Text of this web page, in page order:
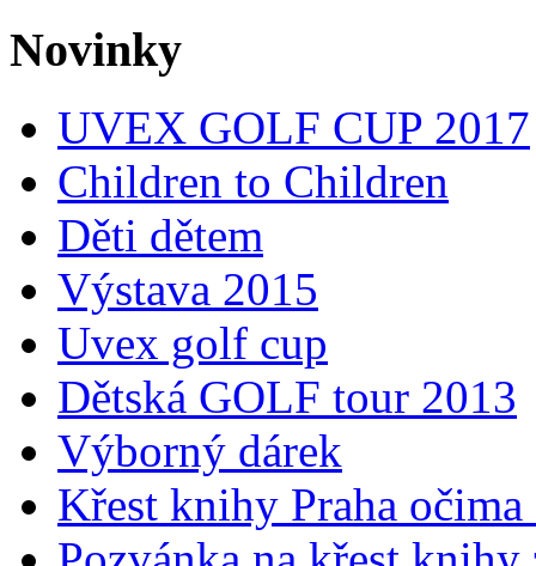
Novinky
UVEX GOLF CUP 2017
Children to Children
Děti dětem
Výstava 2015
Uvex golf cup
Dětská GOLF tour 2013
Výborný dárek
Křest knihy Praha očima